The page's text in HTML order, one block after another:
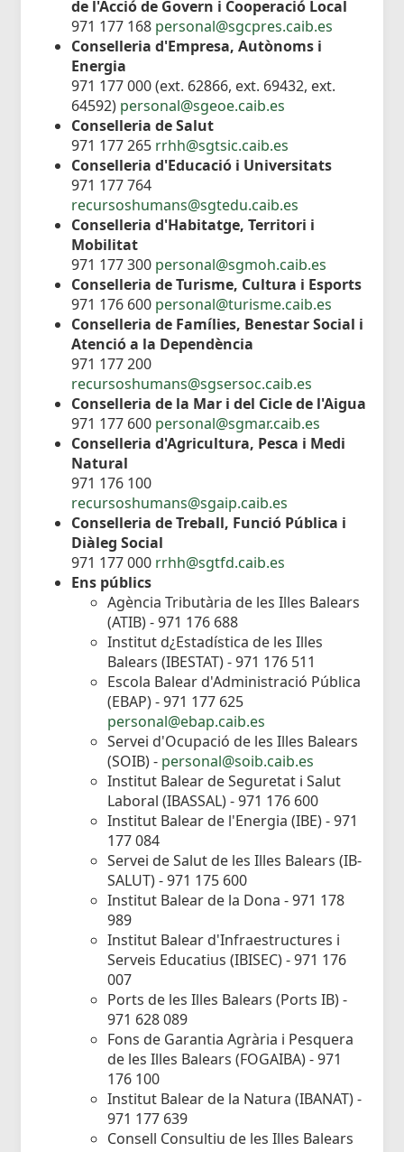
de l'Acció de Govern i Cooperació Local
971 177 168 personal@sgcpres.caib.es
Conselleria d'Empresa, Autònoms i
Energia
971 177 000 (ext. 62866, ext. 69432, ext.
64592) personal@sgeoe.caib.es
Conselleria de Salut
971 177 265 rrhh@sgtsic.caib.es
Conselleria d'Educació i Universitats
971 177 764
recursoshumans@sgtedu.caib.es
Conselleria d'Habitatge, Territori i
Mobilitat
971 177 300 personal@sgmoh.caib.es
Conselleria de Turisme, Cultura i Esports
971 176 600 personal@turisme.caib.es
Conselleria de Famílies, Benestar Social i
Atenció a la Dependència
971 177 200
recursoshumans@sgsersoc.caib.es
Conselleria de la Mar i del Cicle de l'Aigua
971 177 600 personal@sgmar.caib.es
Conselleria d'Agricultura, Pesca i Medi
Natural
971 176 100
recursoshumans@sgaip.caib.es
Conselleria de Treball, Funció Pública i
Diàleg Social
971 177 000 rrhh@sgtfd.caib.es
Ens públics
Agència Tributària de les Illes Balears
(ATIB) - 971 176 688
Institut d¿Estadística de les Illes
Balears (IBESTAT) - 971 176 511
Escola Balear d'Administració Pública
(EBAP) - 971 177 625
personal@ebap.caib.es
Servei d'Ocupació de les Illes Balears
(SOIB) - personal@soib.caib.es
Institut Balear de Seguretat i Salut
Laboral (IBASSAL) - 971 176 600
Institut Balear de l'Energia (IBE) - 971
177 084
Servei de Salut de les Illes Balears (IB-
SALUT) - 971 175 600
Institut Balear de la Dona - 971 178
989
Institut Balear d'Infraestructures i
Serveis Educatius (IBISEC) - 971 176
007
Ports de les Illes Balears (Ports IB) -
971 628 089
Fons de Garantia Agrària i Pesquera
de les Illes Balears (FOGAIBA) - 971
176 100
Institut Balear de la Natura (IBANAT) -
971 177 639
Consell Consultiu de les Illes Balears